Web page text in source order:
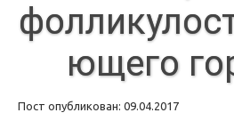
ющего
Пост опубликован: 09.04.2017